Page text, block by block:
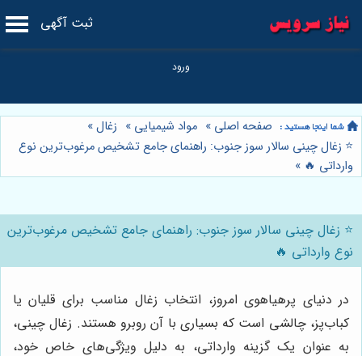
ثبت آگهی
صفحه اصلی » مواد شیمیایی » زغال»
⭐️ زغال چینی سالار سوز جنوب: راهنمای جامع تشخیص مرغوب‌ترین نوع
وارداتی 🔥 »
⭐️ زغال چینی سالار سوز جنوب: راهنمای جامع تشخیص مرغوب‌ترین
نوع وارداتی 🔥
در دنیای پرهیاهوی امروز، انتخاب زغال مناسب برای قلیان یا
کباب‌پز، چالشی است که بسیاری با آن روبرو هستند. زغال چینی،
به عنوان یک گزینه وارداتی، به دلیل ویژگی‌های خاص خود،